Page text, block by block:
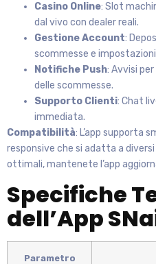
Casino Online: Slot
dal vivo con dealer reali.
Gestione Account:
scommesse e
Notifiche Push: Avvisi
delle scommesse.
Supporto Clienti: Chat
immediata.
Compatibilità: L’app supporta
responsive che si adatta a
ottimali, mantenete l’app
Specifiche
dell’App
Parametro